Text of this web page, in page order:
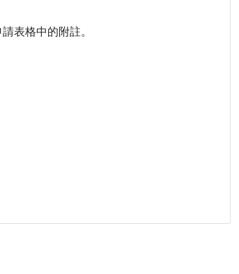
表格中的附註。